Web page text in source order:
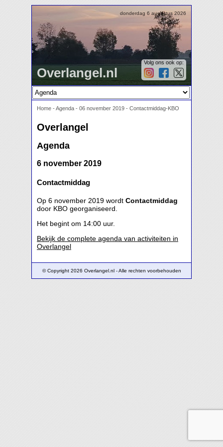
donderdag 6 augustus 2026
Overlangel.nl
Volg ons ook op:
Home -Agenda - 06 november 2019 - Contactmiddag-KBO
Overlangel
Agenda
6 november 2019
Contactmiddag
Op 6 november 2019 wordt Contactmiddag
door KBO georganiseerd.
Het begint om 14:00 uur.
Bekijk de complete agenda van activiteiten in
Overlangel
© Copyright 2026 Overlangel.nl - Alle rechten voorbehouden